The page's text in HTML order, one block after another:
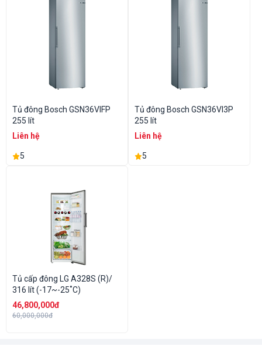
Tủ đông Bosch GSN36VIFP
255 lít
Liên hệ
5
Tủ đông Bosch GSN36VI3P
255 lít
Liên hệ
5
Tủ cấp đông LG A328S (R)/
316 lít (-17~-25˚C)
46,800,000đ
60,000,000đ